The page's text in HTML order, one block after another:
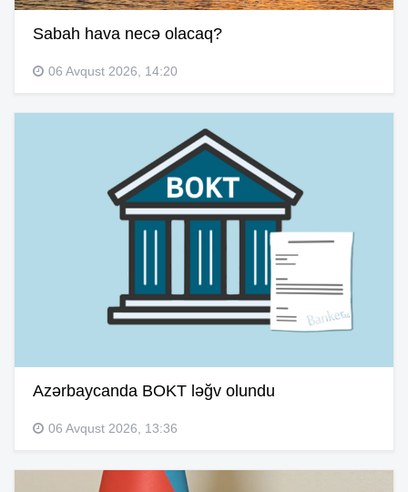
Sabah hava necə olacaq?
06 Avqust 2026, 14:20
Azərbaycanda BOKT ləğv olundu
06 Avqust 2026, 13:36